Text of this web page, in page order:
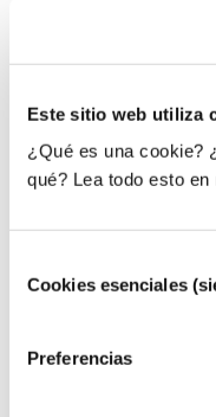
Este sitio web utiliza
¿Qué es una cookie?
qué? Lea todo esto en
deCookies esenciales
Preferencias
Los ingredientes
aplicarse diferentes
cosméticos fuera de
¿Cómo se